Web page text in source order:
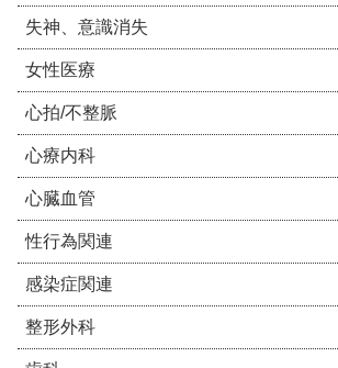
失神、意識消失
女性医療
心拍/不整脈
心療内科
心臓血管
性行為関連
感染症関連
整形外科